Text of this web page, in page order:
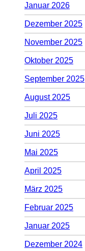
Januar 2026
Dezember 2025
November 2025
Oktober 2025
September 2025
August 2025
Juli 2025
Juni 2025
Mai 2025
April 2025
März 2025
Februar 2025
Januar 2025
Dezember 2024